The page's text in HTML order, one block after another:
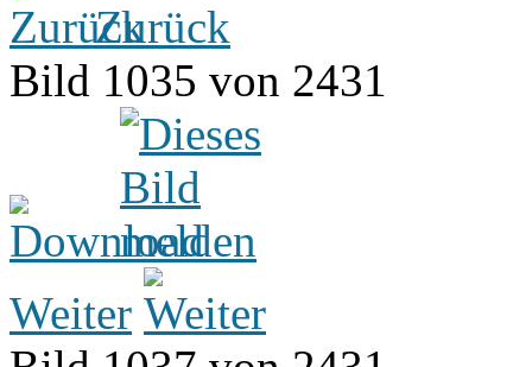
Zurück
Bild 1035 von 2431
Weiter